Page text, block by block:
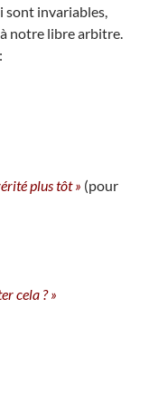
sont invariables,
notre libre arbitre.
plus tôt » (pour
cela ? »